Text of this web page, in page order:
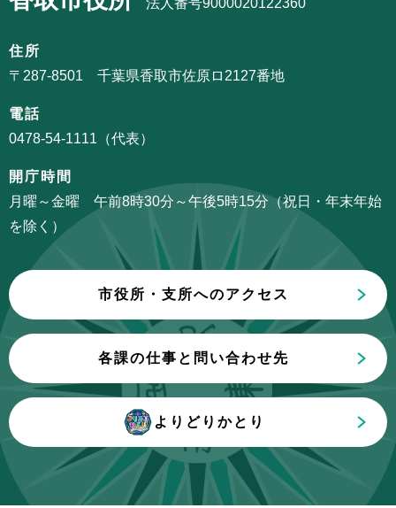
シ
ン
こ
こ
か
ゲ
ー
ョ
ン
こ
こ
ま
法人番号9000020122360
住所
〒287-8501 千葉県香取市佐原ロ2127番地
電話
0478-54-1111（代表）
開庁時間
月曜～金曜 午前8時30分～午後5時15分（祝日・年末年始
を除く）
市役所・支所へのアクセス
各課の仕事と問い合わせ先
よりどりかとり